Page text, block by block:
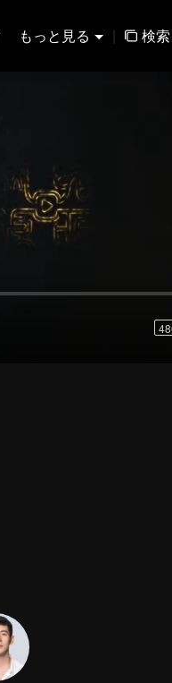
もっと見る | 検索